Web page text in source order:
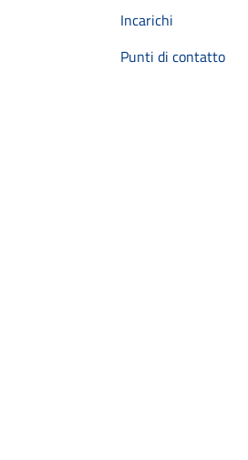
Incarichi
Punti di contatto